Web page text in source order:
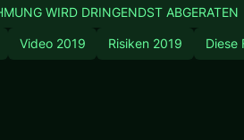
WIRD DRINGENDST ABGERATEN
Video 2019 Risiken 2019 Diese